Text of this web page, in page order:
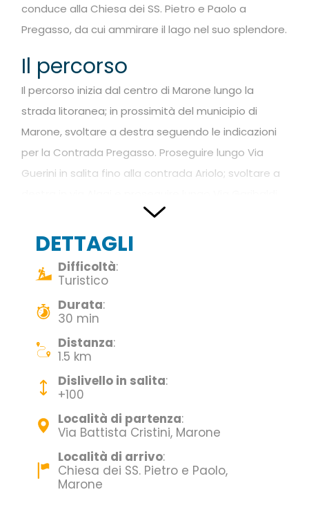
conduce alla Chiesa dei SS. Pietro e Paolo a
Pregasso, da cui ammirare il lago nel suo splendore.
Il percorso
Il percorso inizia dal centro di Marone lungo la
strada litoranea; in prossimità del municipio di
Marone, svoltare a destra seguendo le indicazioni
per la Contrada Pregasso. Proseguire lungo Via
Guerini in salita fino alla contrada Ariolo; svoltare a
una strada acciottolata in salita che conduce a
Pregasso. Una Volta giunti alla contrada di
Pregasso svoltare a destra seguendo la strada
fino alla scalinata che conduce alla Chiesa di
Pregasso da cui ammirare la bellezza del Lago
d’Iseo.
Come arrivare e dove
parcheggiare
Seguire le indicazioni del Lago d’Iseo e proseguire
lungo la strada litoranea sulla sponda orientale del
lago fino a Marone.
Possibilità di parcheggio lungo Via Battista Cristini.
DETTAGLI
Difficoltà:
Turistico
Durata:
30 min
Distanza:
1.5 km
Dislivello in salita:
+100
Località di partenza:
Via Battista Cristini, Marone
Località di arrivo:
Chiesa dei SS. Pietro e Paolo,
Marone